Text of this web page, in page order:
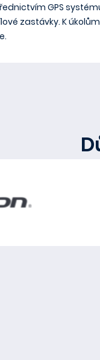
GPS
zastávky. K